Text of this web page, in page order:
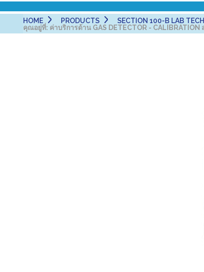
HOME PRODUCTS SECTION 100-B LAB
คุณอยู่ที่: ค่าบริการด้าน GAS DETECTOR - CALIBRATION